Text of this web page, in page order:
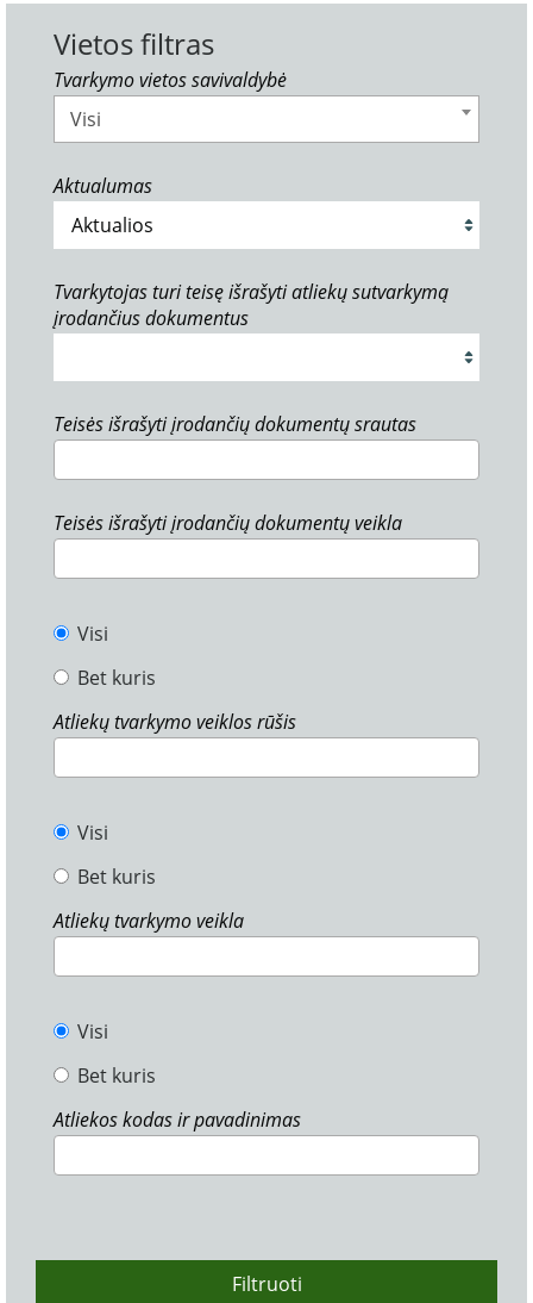
Vietos filtras
Tvarkymo vietos savivaldybė
Visi
Aktualumas
Tvarkytojas turi teisę išrašyti atliekų sutvarkymą
įrodančius dokumentus
Teisės išrašyti įrodančių dokumentų srautas
Teisės išrašyti įrodančių dokumentų veikla
Visi
Bet kuris
Atliekų tvarkymo veiklos rūšis
Visi
Bet kuris
Atliekų tvarkymo veikla
Visi
Bet kuris
Atliekos kodas ir pavadinimas
Filtruoti